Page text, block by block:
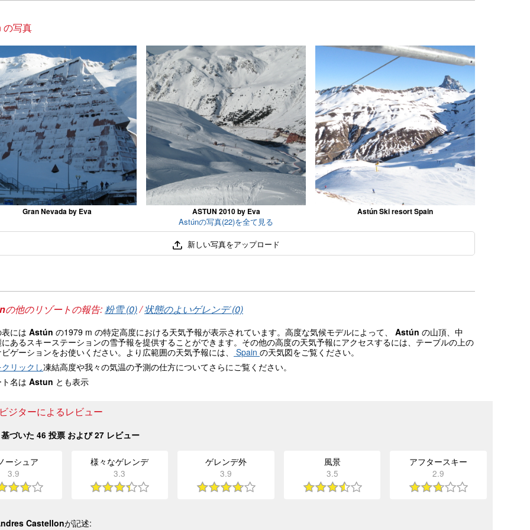
の写真
Gran Nevada by Eva ASTUN 2010 by Eva Astún Ski resort Spain
Astúnの写真(22)を全て見る
新しい写真をアップロード
の他のリゾートの報告:粉雪 (0)/状態のよいゲレンデ (0)
には Astún の1979 m の特定高度における天気予報が表示されています。高度な気候モデルによって、 Astún の山頂、中
あるスキーステーションの雪予報を提供することができます。その他の高度の天気予報にアクセスするには、テーブルの上の
ゲーションをお使いください。より広範囲の天気予報には、
Spain の天気図をご覧ください。
リックし凍結高度や我々の気温の予測の仕方についてさらにご覧ください。
名は Astun とも表示
ジターによるレビュー
づいた 46 投票 および27 レビュー
ーシュア
3.9
様々なゲレンデ
3.3
ゲレンデ外
3.9
風景
3.5
アフタースキー
2.9
Castellonが記述: